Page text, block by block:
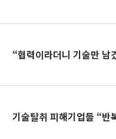
“협력이라더니 기술만
기술탈취 피해기업들 “반